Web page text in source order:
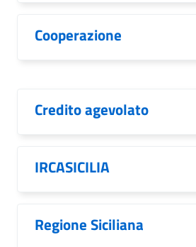
Cooperazione
Credito agevolato
IRCASICILIA
Regione Siciliana